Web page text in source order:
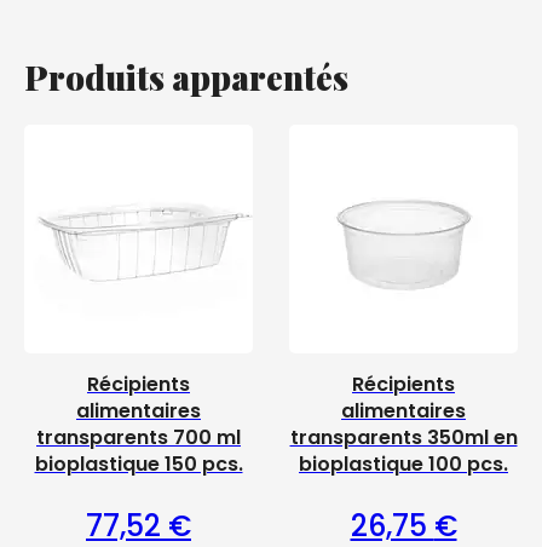
Produits apparentés
Récipients
alimentaires
transparents 700 ml
bioplastique 150 pcs.
77,52 €
Récipients
alimentaires
transparents 350ml en
bioplastique 100 pcs.
26,75 €